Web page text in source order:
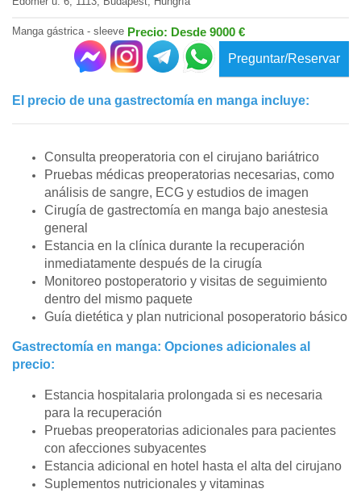
Manga gástrica - sleeve Precio: Desde 9000 €
Preguntar/Reservar
El precio de una gastrectomía en manga incluye:
Consulta preoperatoria con el cirujano bariátrico
Pruebas médicas preoperatorias necesarias, como
análisis de sangre, ECG y estudios de imagen
Cirugía de gastrectomía en manga bajo anestesia
general
Estancia en la clínica durante la recuperación
inmediatamente después de la cirugía
Monitoreo postoperatorio y visitas de seguimiento
dentro del mismo paquete
Guía dietética y plan nutricional posoperatorio básico
Gastrectomía en manga: Opciones adicionales al
precio:
Estancia hospitalaria prolongada si es necesaria
para la recuperación
Pruebas preoperatorias adicionales para pacientes
con afecciones subyacentes
Estancia adicional en hotel hasta el alta del cirujano
Suplementos nutricionales y vitaminas